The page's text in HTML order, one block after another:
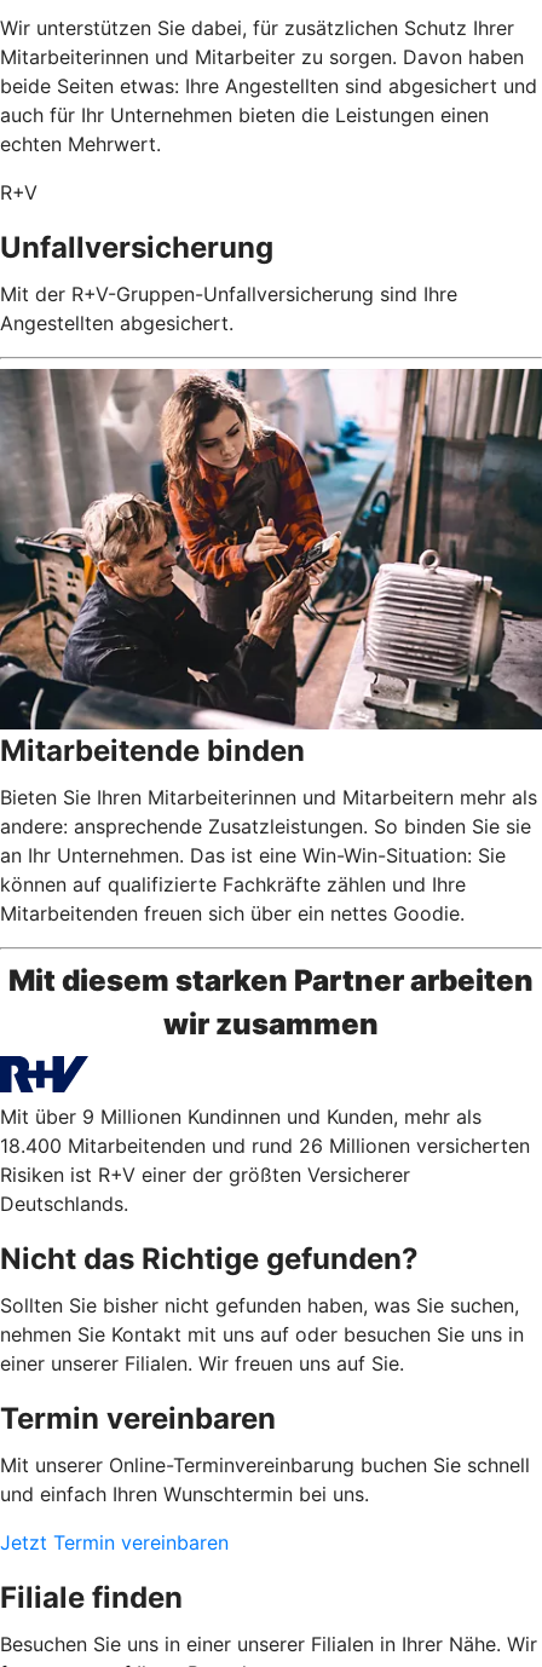
Wir unterstützen Sie dabei, für zusätzlichen Schutz Ihrer
Mitarbeiterinnen und Mitarbeiter zu sorgen. Davon haben
beide Seiten etwas: Ihre Angestellten sind abgesichert und
auch für Ihr Unternehmen bieten die Leistungen einen
echten Mehrwert.
R+V
Unfallversicherung
Mit der R+V-Gruppen-Unfallversicherung sind Ihre
Angestellten abgesichert.
Mitarbeitende binden
Bieten Sie Ihren Mitarbeiterinnen und Mitarbeitern mehr als
andere: ansprechende Zusatzleistungen. So binden Sie sie
an Ihr Unternehmen. Das ist eine Win-Win-Situation: Sie
können auf qualifizierte Fachkräfte zählen und Ihre
Mitarbeitenden freuen sich über ein nettes Goodie.
Mit diesem starken Partner arbeiten
wir zusammen
Mit über 9 Millionen Kundinnen und Kunden, mehr als
18.400 Mitarbeitenden und rund 26 Millionen versicherten
Risiken ist R+V einer der größten Versicherer
Deutschlands.
Nicht das Richtige gefunden?
Sollten Sie bisher nicht gefunden haben, was Sie suchen,
nehmen Sie Kontakt mit uns auf oder besuchen Sie uns in
einer unserer Filialen. Wir freuen uns auf Sie.
Termin vereinbaren
Mit unserer Online-Terminvereinbarung buchen Sie schnell
und einfach Ihren Wunschtermin bei uns.
Jetzt Termin vereinbaren
Filiale finden
Besuchen Sie uns in einer unserer Filialen in Ihrer Nähe. Wir